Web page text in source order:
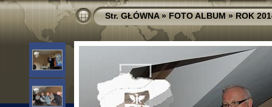
Str. GŁÓWNA»FOTO ALBUM»ROK